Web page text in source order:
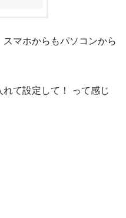
マホからもパソコンから
れて設定して！ って感じ